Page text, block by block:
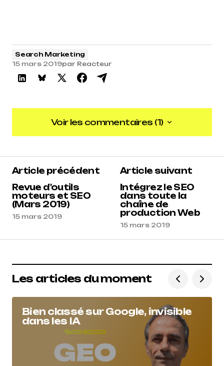
Search Marketing
15 mars 2019par Reacteur
Voir les commentaires (1)
Voir les commentaires (1)
5
Reacteur
15 mars 2019 à 8 h 02 min
Répondre
Article précédent
Revue d'outils
moteurs et SEO
(Mars 2019)
15 mars 2019
Article suivant
Intégrez le SEO
dans toute la
chaîne de
production Web
15 mars 2019
Les articles du moment
Bien classé sur Google, invisible
dans les IA